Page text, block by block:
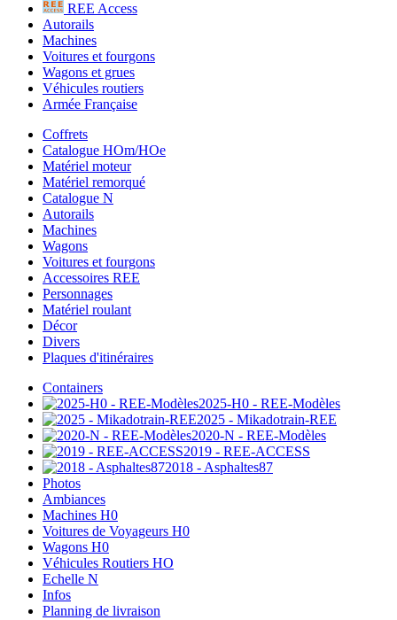
REE Access
Autorails
Machines
Voitures et fourgons
Wagons et grues
Véhicules routiers
Armée Française
Coffrets
Catalogue HOm/HOe
Matériel moteur
Matériel remorqué
Catalogue N
Autorails
Machines
Wagons
Voitures et fourgons
Accessoires REE
Personnages
Matériel roulant
Décor
Divers
Plaques d'itinéraires
Containers
2025-H0 - REE-Modèles
2025 - Mikadotrain-REE
2020-N - REE-Modèles
2019 - REE-ACCESS
2018 - Asphaltes87
Photos
Ambiances
Machines H0
Voitures de Voyageurs H0
Wagons H0
Véhicules Routiers HO
Echelle N
Infos
Planning de livraison